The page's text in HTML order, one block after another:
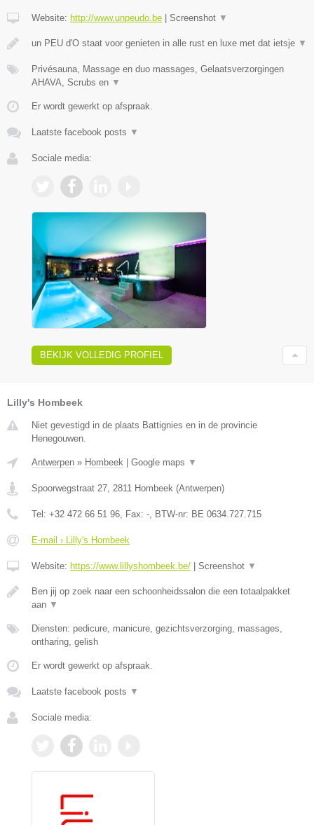
Website: http://www.unpeudo.be Screenshot ▼
un PEU d'O staat voor genieten in alle rust en luxe met dat ietsje ▼
Privésauna, Massage en duo massages, Gelaatsverzorgingen
AHAVA, Scrubs en ▼
Er wordt gewerkt op afspraak.
Laatste facebook posts ▼
Sociale media:
BEKIJK VOLLEDIG PROFIEL
Lilly's Hombeek
Niet gevestigd in de plaats Battignies en in de provincie
Henegouwen.
Antwerpen » Hombeek Google maps ▼
Spoorwegstraat 27 2811 Hombeek (Antwerpen)
Tel: +32 472 66 51 96 , Fax: - , BTW-nr: BE 0634.727.715
E-mail › Lilly's Hombeek
Website: https://www.lillyshombeek.be/ Screenshot ▼
Ben jij op zoek naar een schoonheidssalon die een totaalpakket
aan ▼
Diensten: pedicure, manicure, gezichtsverzorging, massages,
ontharing, gelish
Er wordt gewerkt op afspraak.
Laatste facebook posts ▼
Sociale media: